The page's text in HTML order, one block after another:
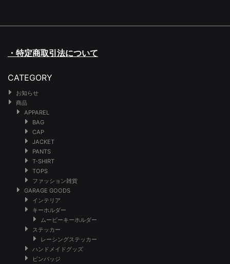
・特定商取引法について
CATEGORY
お知らせ
商品
APPAREL
BAG
CAP
JACKET
PANTS
T-SHIRT
TOPS
ファッション雑貨
GARAGE GOODS
インテリア
キーホルダー
ムービーキーホルダー
ステッカー
レーシングステッカー
ハンドメイドグッズ
ピンバッジ